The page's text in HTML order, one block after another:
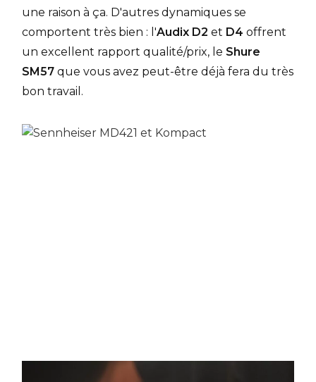
une raison à ça. D'autres dynamiques se
comportent très bien : l'Audix D2 et D4 offrent
un excellent rapport qualité/prix, le Shure
SM57 que vous avez peut-être déjà fera du très
bon travail.